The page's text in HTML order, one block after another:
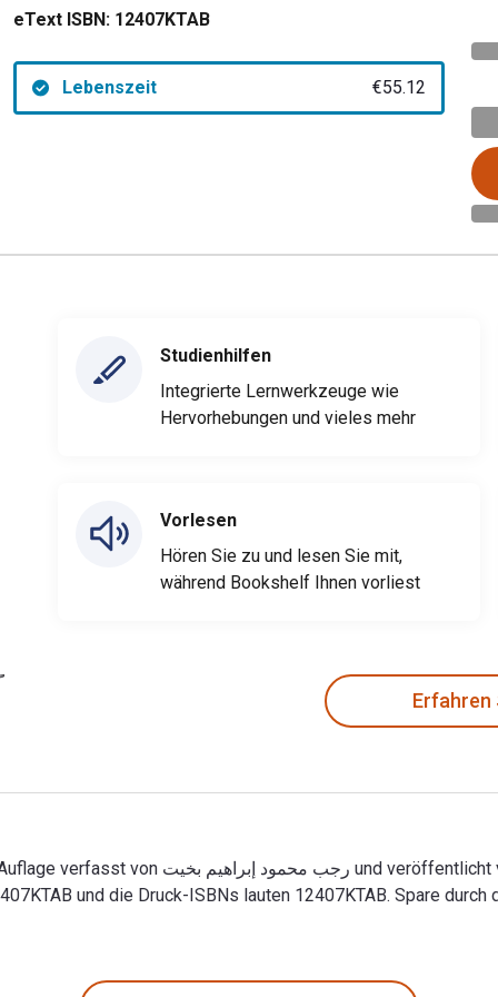
eText ISBN: 12407KTAB
Lebenszeit €55.12
Studienhilfen
Integrierte Lernwerkzeuge wie
Hervorhebungen und vieles mehr
Vorlesen
Hören Sie zu und lesen Sie mit,
während Bookshelf Ihnen vorliest
Erfahren